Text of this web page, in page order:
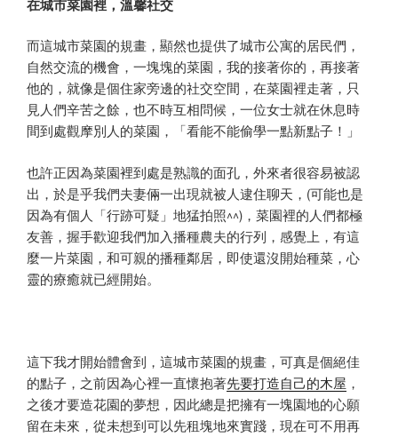
在城市菜園裡，溫馨社交
而這城市菜園的規畫，顯然也提供了城市公寓的居民們，
自然交流的機會，一塊塊的菜園，我的接著你的，再接著
他的，就像是個住家旁邊的社交空間，在菜園裡走著，只
見人們辛苦之餘，也不時互相問候，一位女士就在休息時
間到處觀摩別人的菜園，「看能不能偷學一點新點子！」
也許正因為菜園裡到處是熟識的面孔，外來者很容易被認
出，於是乎我們夫妻倆一出現就被人逮住聊天，(可能也是
因為有個人「行跡可疑」地猛拍照^^)，菜園裡的人們都極
友善，握手歡迎我們加入播種農夫的行列，感覺上，有這
麼一片菜園，和可親的播種鄰居，即使還沒開始種菜，心
靈的療癒就已經開始。
這下我才開始體會到，這城市菜園的規畫，可真是個絕佳
的點子，之前因為心裡一直懷抱著先要打造自己的木屋 ，
之後才要造花園的夢想，因此總是把擁有一塊園地的心願
留在未來，從未想到可以先租塊地來實踐，現在可不用再